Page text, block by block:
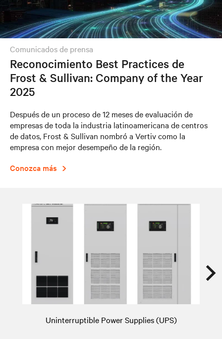
comunicados de prensa
Reconocimiento Best Practices de
Frost & Sullivan: Company of the Year
2025
Después de un proceso de 12 meses de evaluación de
empresas de toda la industria latinoamericana de centros
de datos, Frost & Sullivan nombró a Vertiv como la
empresa con mejor desempeño de la región.
Conozca más
Uninterruptible Power Supplies (UPS)